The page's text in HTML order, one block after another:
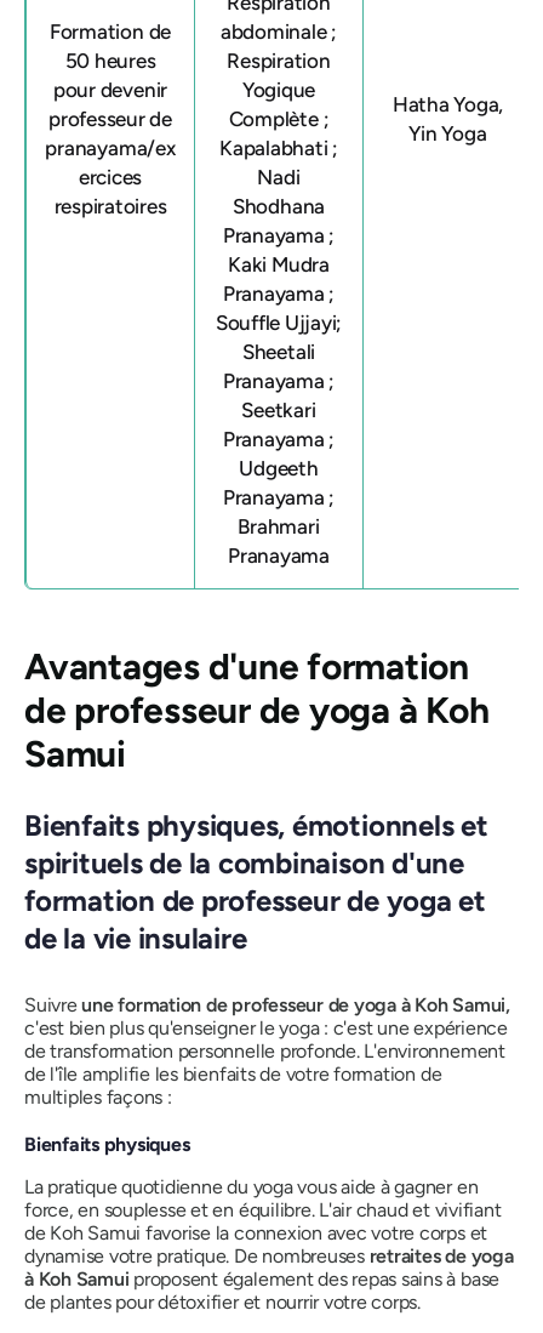
Formation de
50 heures
pour devenir
professeur de
pranayama/ex
ercices
respiratoires
abdominale ;
Respiration
Yogique
Complète ;
Kapalabhati ;
Nadi
Shodhana
Pranayama ;
Kaki Mudra
Pranayama ;
Souffle Ujjayi;
Sheetali
Pranayama ;
Seetkari
Pranayama ;
Udgeeth
Pranayama ;
Brahmari
Pranayama
Hatha Yoga,
Yin Yoga
Avantages d'une formation
de professeur de yoga à Koh
Samui
Bienfaits physiques, émotionnels et
spirituels de la combinaison d'une
formation de professeur de yoga et
de la vie insulaire
Suivreune formation de professeur de yoga à Koh Samui,
c'est bien plus qu'enseigner le yoga : c'est une expérience
de transformation personnelle profonde. L'environnement
de l'île amplifie les bienfaits de votre formation de
multiples façons :
Bienfaits physiques
La pratique quotidienne du yoga vous aide à gagner en
force, en souplesse et en équilibre. L'air chaud et vivifiant
de Koh Samui favorise la connexion avec votre corps et
dynamise votre pratique. De nombreuses retraites de yoga
à Koh Samui proposent également des repas sains à base
de plantes pour détoxifier et nourrir votre corps.